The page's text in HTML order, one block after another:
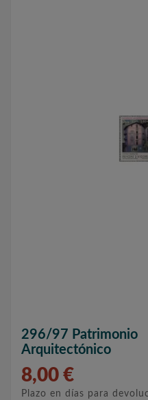
296/97 Patrimonio
Arquitectónico
8,00 €
Plazo en días para